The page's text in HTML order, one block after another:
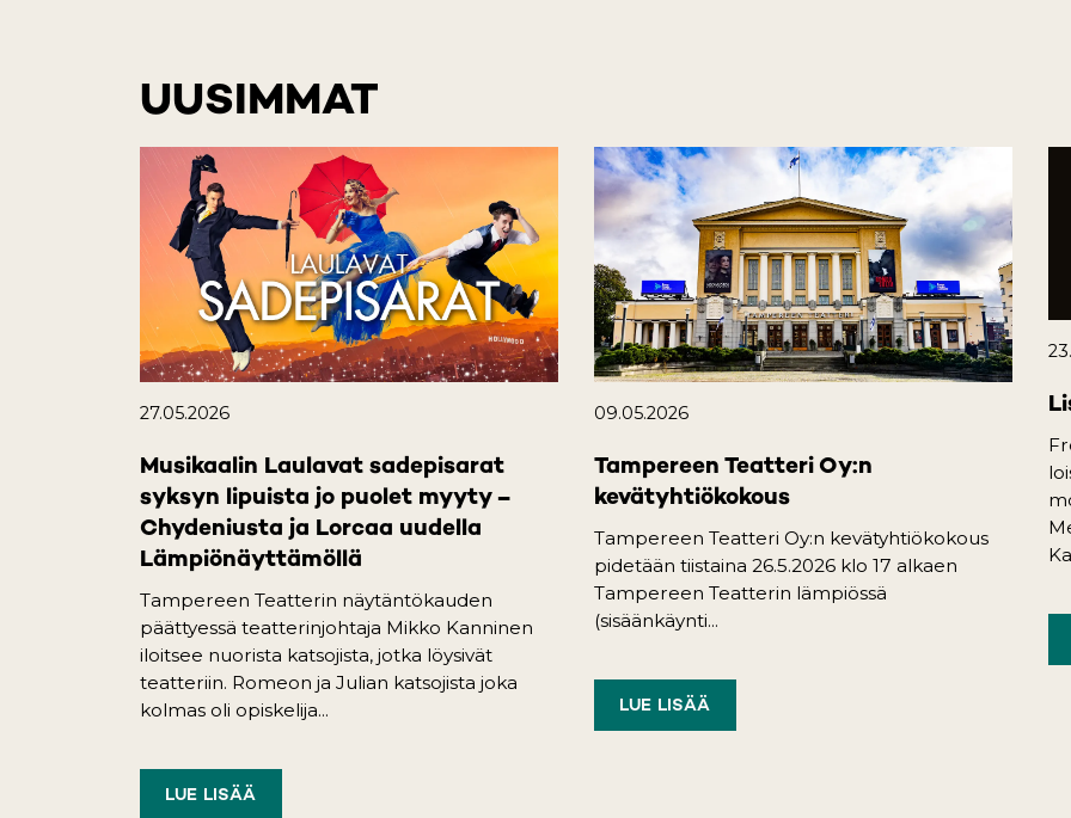
UUSIMMAT
27.05.2026
Musikaalin Laulavat sadepisarat
syksyn lipuista jo puolet myyty –
Chydeniusta ja Lorcaa uudella
Lämpiönäyttämöllä
Tampereen Teatterin näytäntökauden
päättyessä teatterinjohtaja Mikko Kanninen
iloitsee nuorista katsojista, jotka löysivät
teatteriin. Romeon ja Julian katsojista joka
kolmas oli opiskelija...
LUE LISÄÄ
09.05.2026
Tampereen Teatteri Oy:n
kevätyhtiökokous
Tampereen Teatteri Oy:n kevätyhtiökokous
pidetään tiistaina 26.5.2026 klo 17 alkaen
Tampereen Teatterin lämpiössä
(sisäänkäynti...
LUE LISÄÄ